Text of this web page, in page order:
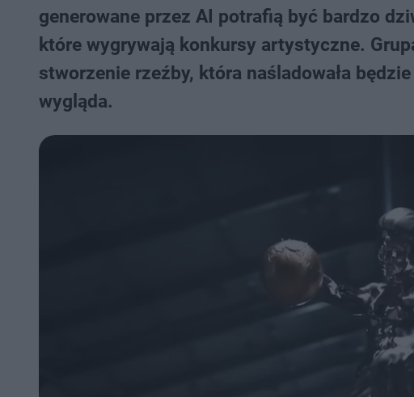
generowane przez AI potrafią być bardzo
które wygrywają konkursy artystyczne.
stworzenie rzeźby, która naśladowała
wygląda.